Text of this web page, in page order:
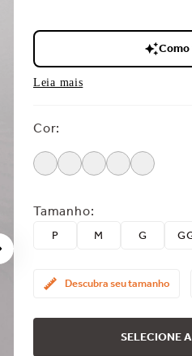
Como
Leia mais
Cor:
Tamanho:
P M G
Descubra seu tamanho
SELECIONE